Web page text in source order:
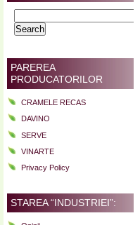
for:
PAREREA
PRODUCATORILOR
CRAMELE RECAS
DAVINO
SERVE
VINARTE
Privacy Policy
STAREA “INDUSTRIEI”: